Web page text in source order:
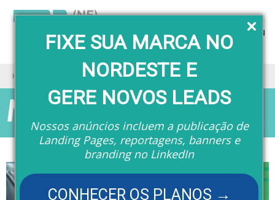
FIXE SUA MARCA NO
NORDESTE E
GERE NOVOS LEADS
Nossos anúncios incluem a publicação de
Landing Pages, reportagens, banners e
branding no LinkedIn
CONHECER OS PLANOS →
Menu
Home
Matérias